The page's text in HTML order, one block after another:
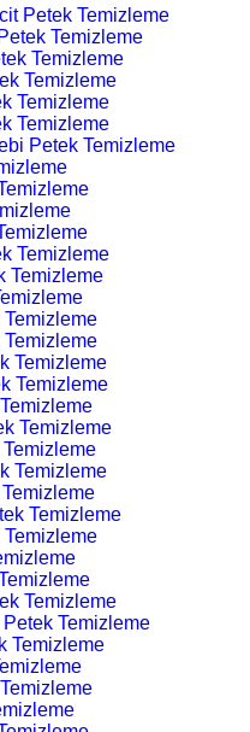
Petek Temizleme
Temizleme
Temizleme
Temizleme
Temizleme
Temizleme
Petek Temizleme
Temizleme
Temizleme
Temizleme
Temizleme
Temizleme
Temizleme
Temizleme
Temizleme
Petek Temizleme
Temizleme